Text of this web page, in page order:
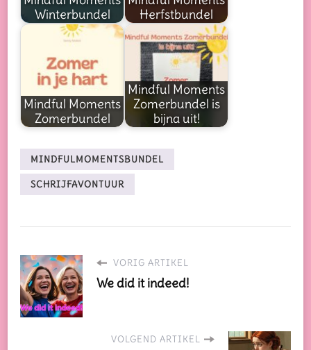
Winterbundel
Herfstbundel
Mindful Moments
Zomerbundel
Mindful Moments
Zomerbundel is
bijna uit!
MINDFULMOMENTSBUNDEL
SCHRIJFAVONTUUR
VORIG ARTIKEL
We did it indeed!
VOLGEND ARTIKEL